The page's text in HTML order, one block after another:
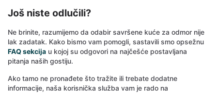
Još niste odlučili?
Ne brinite, razumijemo da odabir savršene kuće za odmor nije
lak zadatak. Kako bismo vam pomogli, sastavili smo opsežnu
FAQ sekcija u kojoj su odgovori na najčešće postavljana
pitanja naših gostiju.
Ako tamo ne pronađete što tražite ili trebate dodatne
informacije, naša korisnička služba vam je rado na